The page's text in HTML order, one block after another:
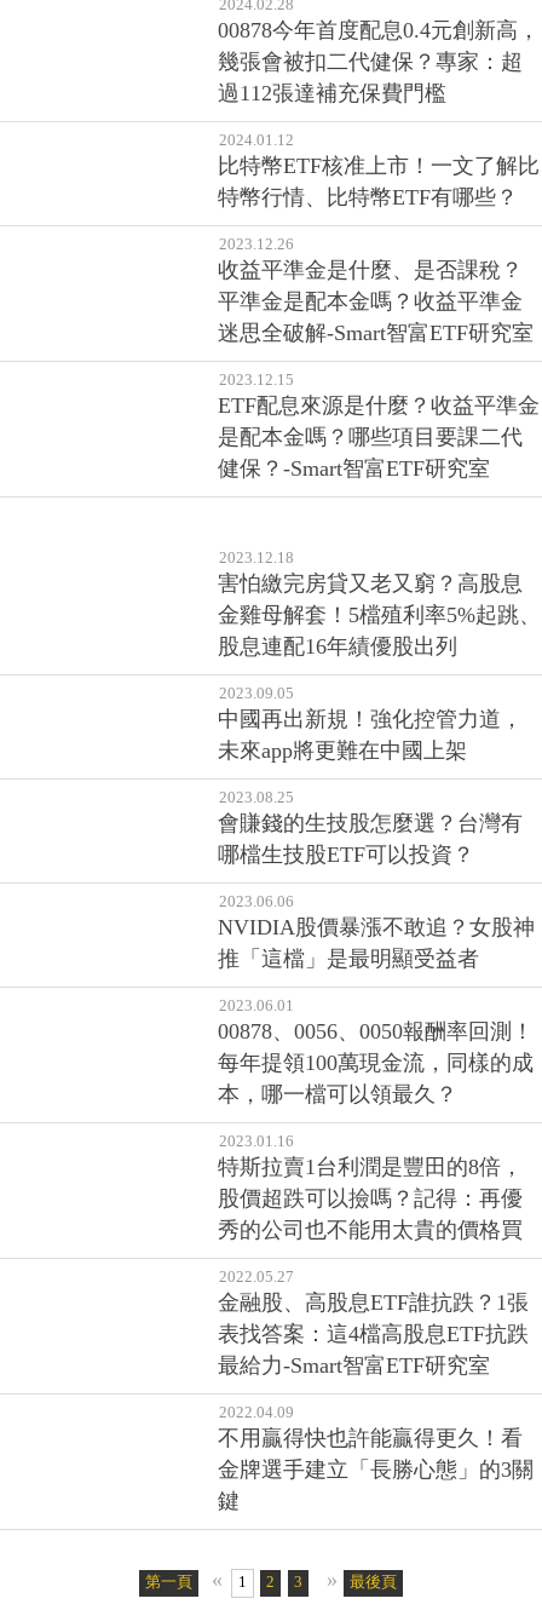
13F報告是什麼？持倉公布時間為
何？美股13F最新報告哪裡看？各
大投資機構最近一季買什麼，一
篇看懂！
2024.02.28
00878今年首度配息0.4元創新高，
幾張會被扣二代健保？專家：超
過112張達補充保費門檻
2024.01.12
比特幣ETF核准上市！一文了解比
特幣行情、比特幣ETF有哪些？
2023.12.26
收益平準金是什麼、是否課稅？
平準金是配本金嗎？收益平準金
迷思全破解-Smart智富ETF研究室
ETF配息來源是什麼？收益平準金
是配本金嗎？哪些項目要課二代
健保？-Smart智富ETF研究室
2023.12.18
害怕繳完房貸又老又窮？高股息
金雞母解套！5檔殖利率5%起跳、
股息連配16年績優股出列
2023.09.05
中國再出新規！強化控管力道，
未來app將更難在中國上架
2023.08.25
會賺錢的生技股怎麼選？台灣有
哪檔生技股ETF可以投資？
2023.06.06
NVIDIA股價暴漲不敢追？女股神
推「這檔」是最明顯受益者
2023.06.01
00878、0056、0050報酬率回測！
每年提領100萬現金流，同樣的成
本，哪一檔可以領最久？
2023.01.16
特斯拉賣1台利潤是豐田的8倍，
股價超跌可以撿嗎？記得：再優
秀的公司也不能用太貴的價格買
2022.05.27